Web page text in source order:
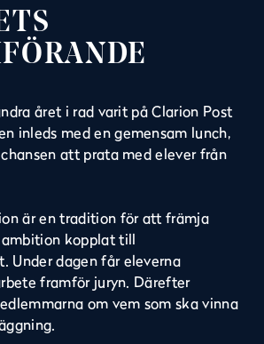
året i rad varit på Clarion Post
inleds med en gemensam lunch,
att prata med elever från
är en tradition för att främja
kopplat till
Under dagen får eleverna
framför juryn. Därefter
om vem som ska vinna